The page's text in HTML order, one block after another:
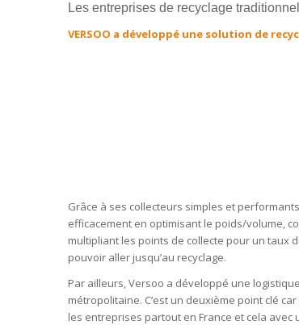
Les entreprises de recyclage
VERSOO a développé une solution de
Grâce à ses collecteurs simples et
efficacement en optimisant le poids/volume,
multipliant les points de collecte pour un taux
pouvoir aller jusqu’au recyclage.
Par ailleurs, Versoo a développé une
métropolitaine. C’est un deuxième point clé
les entreprises partout en France et cela avec